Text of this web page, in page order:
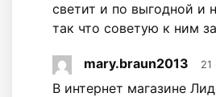
светит и по выгодной и
так что советую к ним
mary.braun2013 21
В интернет магазине